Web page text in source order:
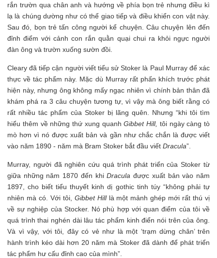
rắn trườn qua chân anh và hướng về phía bọn trẻ nhưng điều kì
lạ là chúng dường như có thể giao tiếp và điều khiển con vật này.
Sau đó, bọn trẻ tấn công người kể chuyện. Câu chuyện lên đến
đỉnh điểm với cảnh con rắn quằn quại chui ra khỏi ngực người
đàn ông và trườn xuống sườn đồi.
Cleary đã tiếp cận người viết tiểu sử Stoker là Paul Murray để xác
thực về tác phẩm này. Mặc dù Murray rất phấn khích trước phát
hiện này, nhưng ông không mấy ngạc nhiên vì chính bản thân đã
khám phá ra 3 câu chuyện tương tự, vì vậy mà ông biết rằng có
rất nhiều tác phẩm của Stoker bị lãng quên. Nhưng “khi tôi tìm
hiểu thêm về những thứ xung quanhGibbet Hill, tôi ngày càng tò
mò hơn vì nó được xuất bản và gần như chắc chắn là được viết
vào năm 1890 - năm mà Bram Stoker bắt đầu viết Dracula”.
Murray, người đã nghiên cứu quá trình phát triển của Stoker từ
giữa những năm 1870 đến khiDracula được xuất bản vào năm
1897, cho biết tiểu thuyết kinh dị gothic tinh túy “không phải tự
nhiên mà có. Với tôi, Gibbet Hilllà một mảnh ghép mới rất thú vị
về sự nghiệp của Stocker. Nó phù hợp với quan điểm của tôi về
quá trình thai nghén dài lâu tác phẩm kinh điển nói trên của ông.
Và vì vậy, với tôi, đây có vẻ như là một ‘trạm dừng chân’ trên
hành trình kéo dài hơn 20 năm mà Stoker đã dành để phát triển
tác phẩm hư cấu đỉnh cao của mình”.